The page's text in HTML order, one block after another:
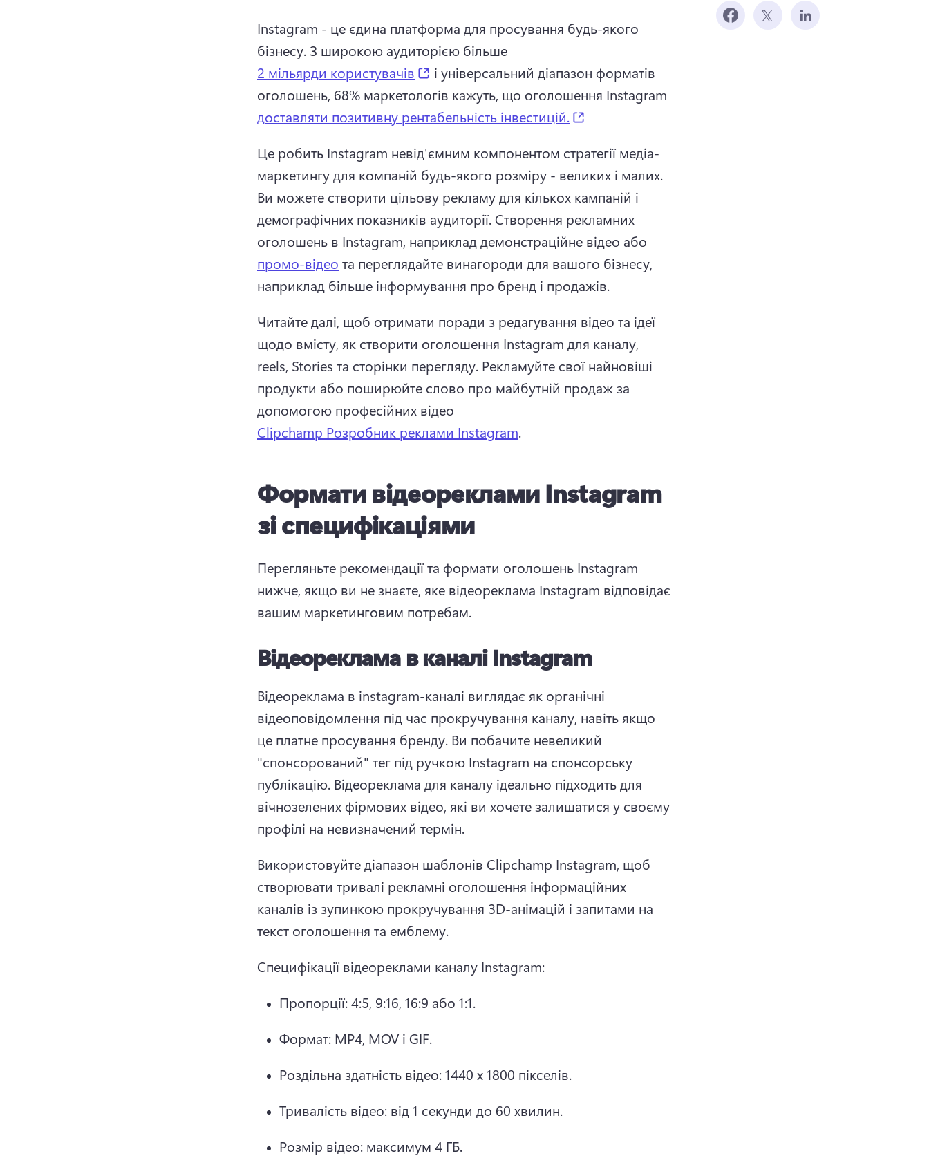
Instagram - це єдина платформа для просування будь-якого
бізнесу. З широкою аудиторією більше
2 мільярди користувачів
(opens in a new tab)
і універсальний діапазон форматів
оголошень, 68% маркетологів кажуть, що оголошення Instagram
доставляти позитивну рентабельність інвестицій.
Це робить Instagram невід'ємним компонентом стратегії медіа-
Ви можете створити цільову рекламу для кількох кампаній і
демографічних показників аудиторії. Створення рекламних
оголошень в Instagram, наприклад демонстраційне відео або
промо-відео та переглядайте винагороди для вашого бізнесу,
наприклад більше інформування про бренд і продажів.
Читайте далі, щоб отримати поради з редагування відео та ідеї
щодо вмісту, як створити оголошення Instagram для каналу,
reels, Stories та сторінки перегляду. Рекламуйте свої найновіші
продукти або поширюйте слово про майбутній продаж за
допомогою професійних відео
Clipchamp Розробник реклами Instagram.
Формати відеореклами Instagram
зі специфікаціями
Перегляньте рекомендації та формати оголошень Instagram
нижче, якщо ви не знаєте, яке відеореклама Instagram відповідає
вашим маркетинговим потребам.
Відеореклама в каналі Instagram
Відеореклама в instagram-каналі виглядає як органічні
відеоповідомлення під час прокручування каналу, навіть якщо
це платне просування бренду. Ви побачите невеликий
"спонсорований" тег під ручкою Instagram на спонсорську
публікацію. Відеореклама для каналу ідеально підходить для
вічнозелених фірмових відео, які ви хочете залишатися у своєму
профілі на невизначений термін.
Використовуйте діапазон шаблонів Clipchamp Instagram, щоб
створювати тривалі рекламні оголошення інформаційних
каналів із зупинкою прокручування 3D-анімацій і запитами на
текст оголошення та емблему.
Специфікації відеореклами каналу Instagram:
Пропорції: 4:5, 9:16, 16:9 або 1:1.
Формат: MP4, MOV і GIF.
Роздільна здатність відео: 1440 x 1800 пікселів.
Тривалість відео: від 1 секунди до 60 хвилин.
Розмір відео: максимум 4 ГБ.